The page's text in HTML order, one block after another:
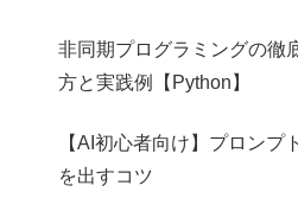
非同期プログラミングの徹
方と実践例【Python】
【AI初心者向け】プロンプ
を出すコツ